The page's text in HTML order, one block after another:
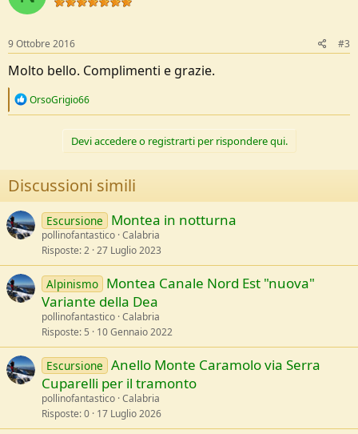
o
s
:
9 Ottobre 2016 #3
Molto bello. Complimenti e grazie.
R
n
s
:
OrsoGrigio66
Devi accedere o registrarti per rispondere qui.
Discussioni simili
Escursione Montea in notturna
pollinofantastico Calabria
Risposte 2 27 Luglio 2023
Alpinismo Montea Canale Nord Est "nuova"
Variante della Dea
pollinofantastico Calabria
Risposte 5 10 Gennaio 2022
Escursione Anello Monte Caramolo via Serra
Cuparelli per il tramonto
pollinofantastico Calabria
Risposte 0 17 Luglio 2026